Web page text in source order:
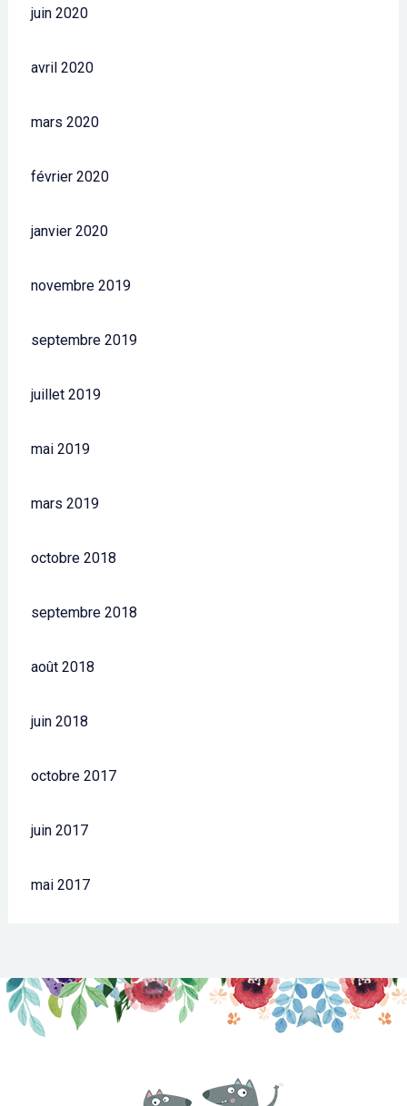
juin 2020
avril 2020
mars 2020
février 2020
janvier 2020
novembre 2019
septembre 2019
juillet 2019
mai 2019
mars 2019
octobre 2018
septembre 2018
août 2018
juin 2018
octobre 2017
juin 2017
mai 2017